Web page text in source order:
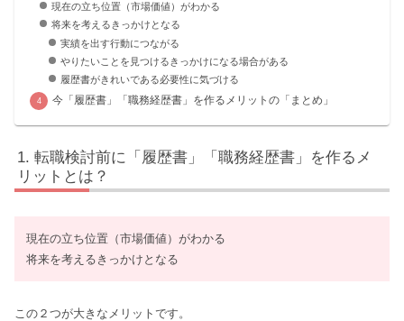
現在の立ち位置（市場価値）がわかる
将来を考えるきっかけとなる
実績を出す行動につながる
やりたいことを見つけるきっかけになる場合がある
履歴書がきれいである必要性に気づける
今「履歴書」「職務経歴書」を作るメリットの「まとめ」
転職検討前に「履歴書」「職務経歴書」を作るメ
リットとは？
現在の立ち位置（市場価値）がわかる
将来を考えるきっかけとなる
この２つが大きなメリットです。